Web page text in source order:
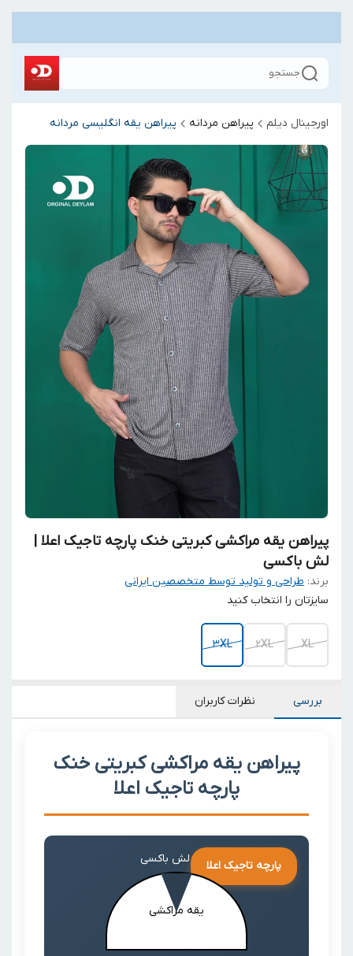
جستجو
اورجینال دیلم پیراهن مردانه پیراهن یقه انگلیسی مردانه
پیراهن یقه مراکشی کبریتی خنک پارچه تاجیک اعلا |
لش باکسی
برند: طراحی و تولید توسط متخصصین ایرانی
سایزتان را انتخاب کنید
XL
2XL
3XL
بررسی نظرات کاربران
پیراهن یقه مراکشی کبریتی خنک
پارچه تاجیک اعلا
پارچه تاجیک اعلاطرح لش باکسی
یقه مراکشی